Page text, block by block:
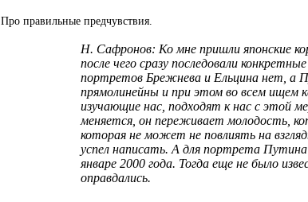
Про правильные предчувствия.
Н. Сафронов: Ко мне пришли японские
после чего сразу последовали
портретов Брежнева и Ельцина нет, а
прямолинейны и при этом во всем ищем
изучающие нас, подходят к нас с этой
меняется, он переживает молодость,
которая не может не повлиять на
успел написать. А для портрета Путина
январе 2000 года. Тогда еще не было
оправдались.